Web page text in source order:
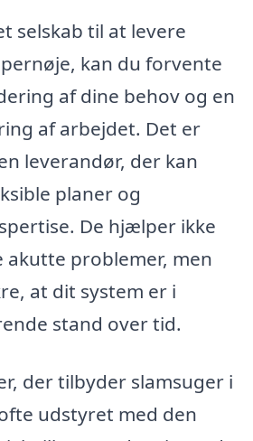
selskab til at levere
kan du forvente
af dine behov og en
af arbejdet. Det er
leverandør, der kan
planer og
De hjælper ikke
akutte problemer, men
at dit system er i
stand over tid.
der tilbyder slamsuger i
udstyret med den